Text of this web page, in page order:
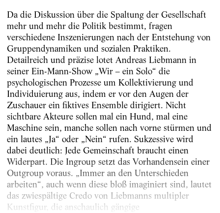
Da die Diskussion über die Spaltung der Gesellschaft
mehr und mehr die Politik bestimmt, fragen
verschiedene Inszenierungen nach der Entstehung von
Gruppendynamiken und sozialen Praktiken.
Detailreich und präzise lotet Andreas Liebmann in
seiner Ein-Mann-Show „Wir – ein Solo“ die
psychologischen Prozesse um Kollektivierung und
Individuierung aus, indem er vor den Augen der
Zuschauer ein fiktives Ensemble dirigiert. Nicht
sichtbare Akteure sollen mal ein Hund, mal eine
Maschine sein, manche sollen nach vorne stürmen und
ein lautes „Ja“ oder „Nein“ rufen. Sukzessive wird
dabei deutlich: Jede Gemeinschaft braucht einen
Widerpart. Die Ingroup setzt das Vorhandensein einer
Outgroup voraus. „Immer an den Unterschieden
arbeiten“, auch wenn diese bloß imaginiert sind, lautet
das zwiespältige Credo von Liebmanns multipler
Kunstfigur, die anschaulich gängige